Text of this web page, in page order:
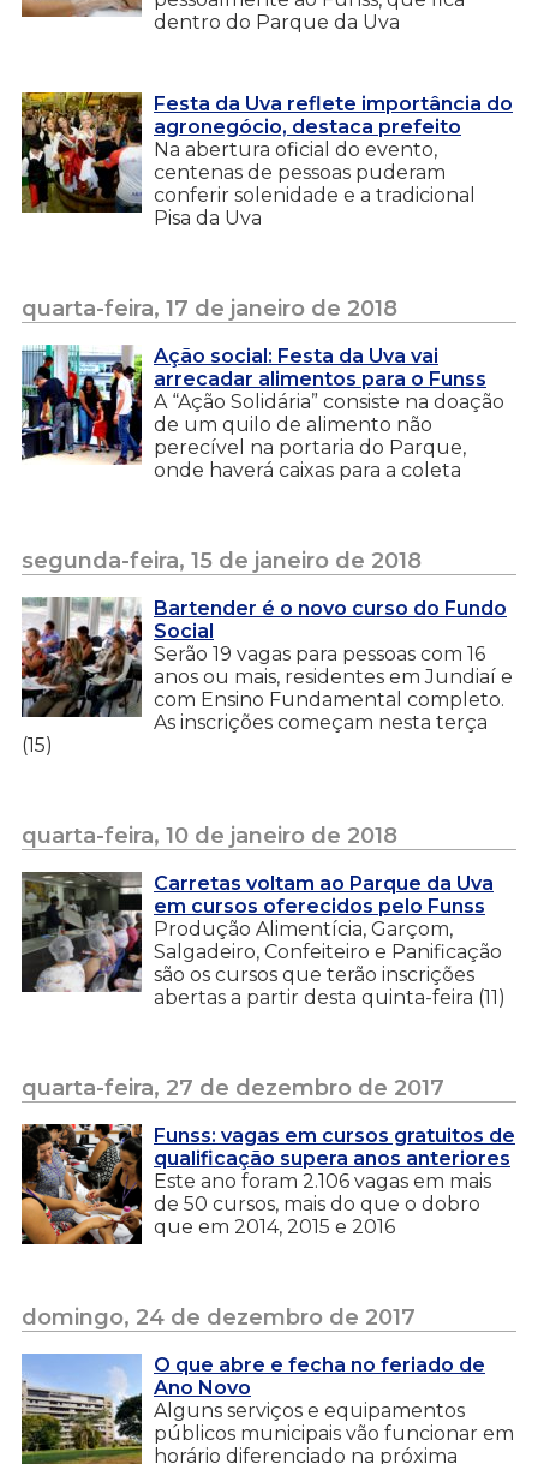
dentro do Parque da Uva
Festa da Uva reflete importância do
agronegócio, destaca prefeito
Na abertura oficial do evento,
centenas de pessoas puderam
conferir solenidade e a tradicional
Pisa da Uva
quarta-feira, 17 de janeiro de 2018
Ação social: Festa da Uva vai
arrecadar alimentos para o Funss
A “Ação Solidária” consiste na doação
de um quilo de alimento não
perecível na portaria do Parque,
onde haverá caixas para a coleta
segunda-feira, 15 de janeiro de 2018
Bartender é o novo curso do Fundo
Social
Serão 19 vagas para pessoas com 16
anos ou mais, residentes em Jundiaí e
com Ensino Fundamental completo.
As inscrições começam nesta terça
(15)
quarta-feira, 10 de janeiro de 2018
Carretas voltam ao Parque da Uva
em cursos oferecidos pelo Funss
Produção Alimentícia, Garçom,
Salgadeiro, Confeiteiro e Panificação
são os cursos que terão inscrições
abertas a partir desta quinta-feira (11)
quarta-feira, 27 de dezembro de 2017
Funss: vagas em cursos gratuitos de
qualificação supera anos anteriores
Este ano foram 2.106 vagas em mais
de 50 cursos, mais do que o dobro
que em 2014, 2015 e 2016
domingo, 24 de dezembro de 2017
O que abre e fecha no feriado de
Ano Novo
Alguns serviços e equipamentos
públicos municipais vão funcionar em
horário diferenciado na próxima